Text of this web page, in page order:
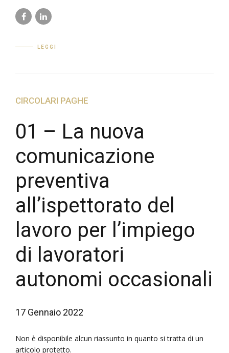
LEGGI
CIRCOLARI PAGHE
01 – La nuova
comunicazione
preventiva
all’ispettorato del
lavoro per l’impiego
di lavoratori
autonomi occasionali
17 Gennaio 2022
Non è disponibile alcun riassunto in quanto si tratta di un
articolo protetto.